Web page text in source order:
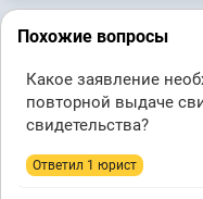
Похожие вопросы
Какое заявление
повторной выдаче
свидетельства?
Ответил 1 юрист